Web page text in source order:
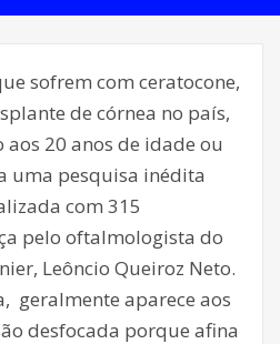
sofrem com ceratocone,
de córnea no país,
20 anos de idade ou
uma pesquisa inédita
com 315
pelo oftalmologista do
Leôncio Queiroz Neto.
geralmente aparece aos
desfocada porque afina